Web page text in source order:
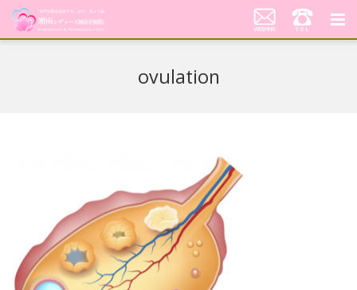
患者さんの声
アクセス
美顔はり
ovulation